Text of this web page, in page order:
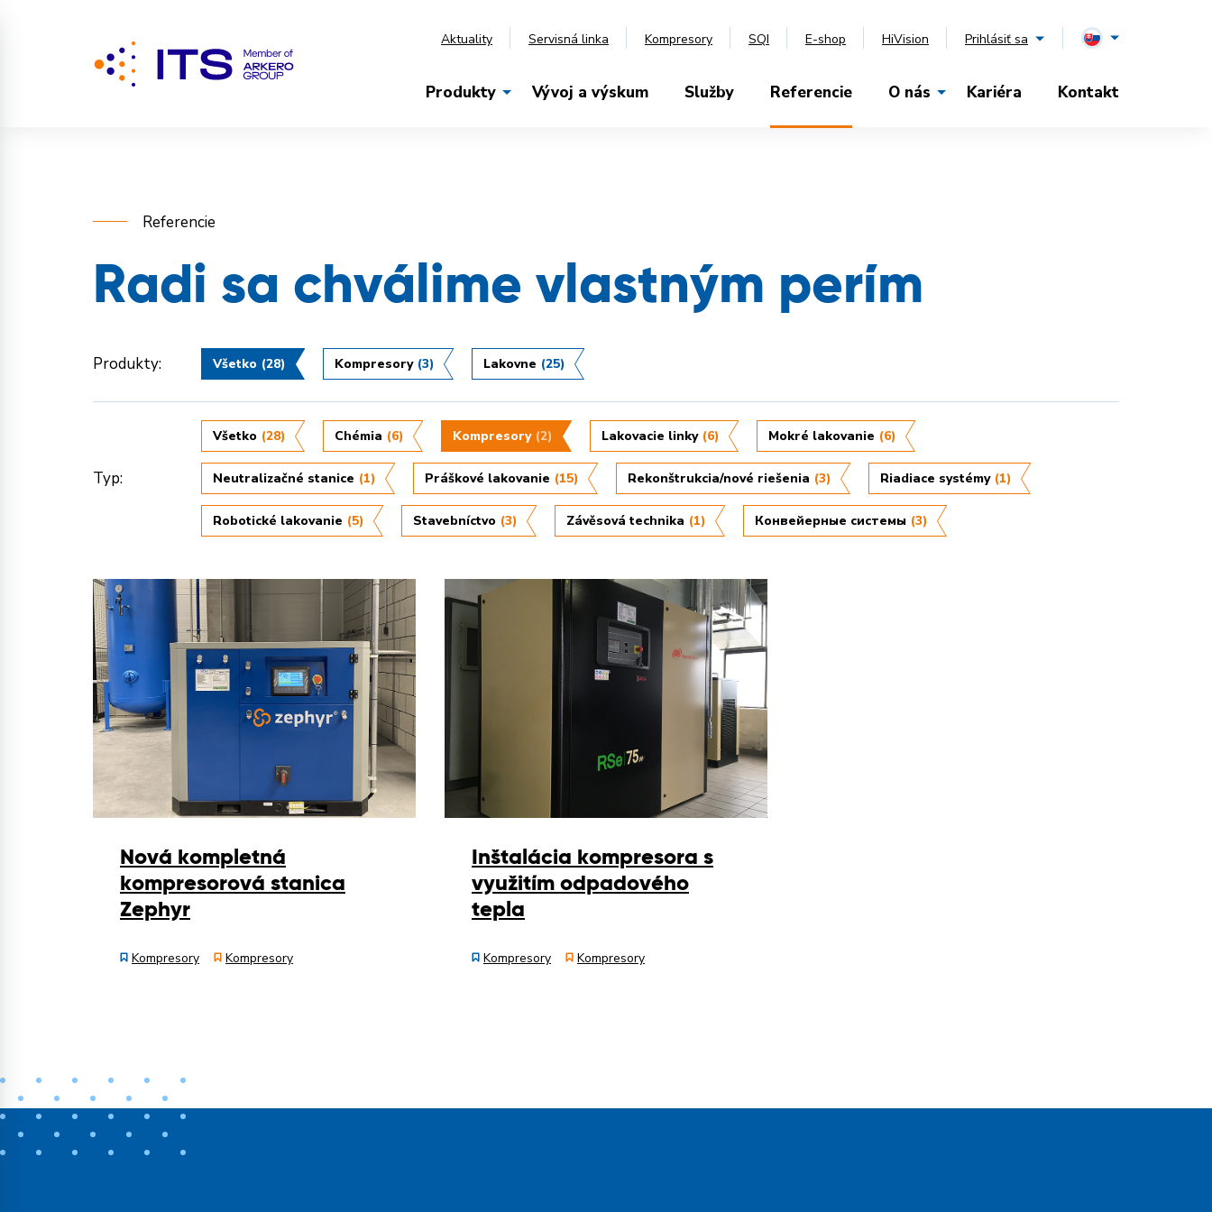
Aktuality Servisná linka Kompresory SQI E-shop HiVision Prihlásiť sa
Produkty Vývoj a výskum Služby Referencie O nás Kariéra Kontakt
Referencie
Radi sa chválime vlastným perím
Produkty: Všetko (28) Kompresory (3) Lakovne (25)
Typ:
Všetko (28) Chémia (6) Kompresory (2) Lakovacie linky (6) Mokré lakovanie (6)
Neutralizačné stanice (1) Práškové lakovanie (15) Rekonštrukcia/nové riešenia (3) Riadiace systémy (1)
Robotické lakovanie (5) Stavebníctvo (3) Závěsová technika (1) Конвейерные системы (3)
Nová kompletná
kompresorová stanica
Zephyr
Kompresory Kompresory
Inštalácia kompresora s
využitím odpadového
tepla
Kompresory Kompresory